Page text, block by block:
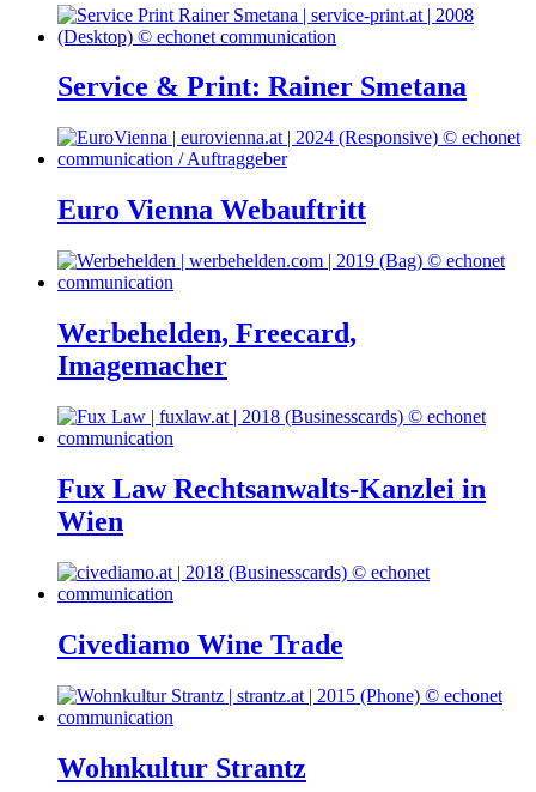
Service & Print: Rainer Smetana
Euro Vienna Webauftritt
Werbehelden, Freecard,
Imagemacher
Fux Law Rechtsanwalts-Kanzlei in
Wien
Civediamo Wine Trade
Wohnkultur Strantz